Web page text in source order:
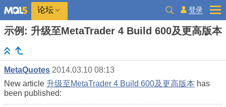
论坛 登录
示例: 升级至MetaTrader 4 Build 600及更高版本
MetaQuotes 2014.03.10 08:13
New article 升级至MetaTrader 4 Build 600及更高版本 has
been published: